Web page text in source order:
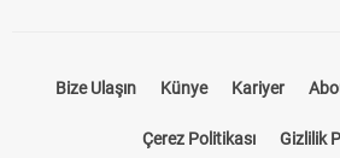
Bize Ulaşın Künye Kariyer
Çerez Politikası Gizlilik